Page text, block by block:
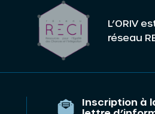
L’ORIV
réseau
Inscription à